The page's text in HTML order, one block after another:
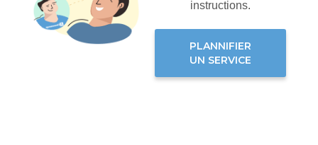
instructions.
PLANNIFIER
UN SERVICE